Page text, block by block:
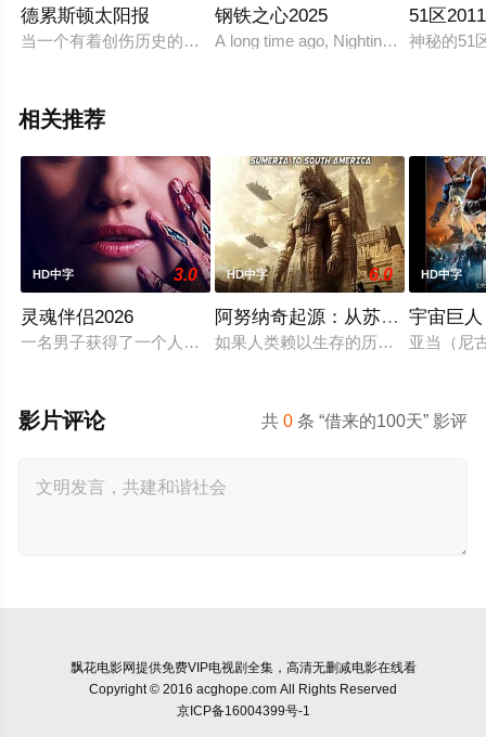
德累斯顿太阳报
当一个有着创伤历史的聪明、有原则的雇佣兵与一名内部人士
钢铁之心2025
A long time ago, Nightingale the
51区2011
神秘的51
相关推荐
HD中字 3.0
灵魂伴侣2026
一名男子获得了一个人工智能机器人，以应对刚刚去世的妻子
HD中字 6.0
阿努纳奇起源：从苏美尔到南美
如果人类赖以生存的历史，从一开
HD中字
宇宙巨
亚当（尼
共0 条 “借来的100天” 影评
影片评论
飘花电影网提供免费VIP电视剧全集，高清无删减电影在线看
Copyright © 2016 acghope.com All Rights Reserved
京ICP备16004399号-1